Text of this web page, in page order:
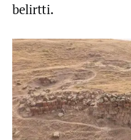
belirtti.